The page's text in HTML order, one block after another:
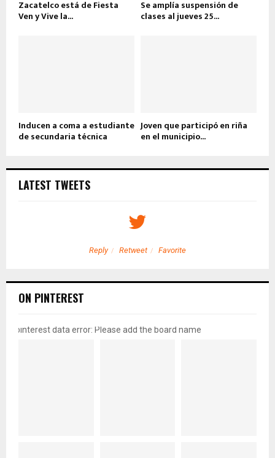
Zacatelco está de Fiesta
Ven y Vive la...
Se amplía suspensión de
clases al jueves 25...
Inducen a coma a estudiante
de secundaria técnica
Joven que participó en riña
en el municipio...
LATEST TWEETS
Reply Retweet Favorite
ON PINTEREST
pinterest data error: Please add the board name